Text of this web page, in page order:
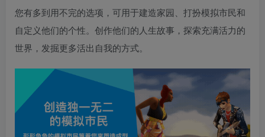
您有多到用不完的选项，可用于建造家园、打扮模拟市民和
自定义他们的个性。创作他们的人生故事，探索充满活力的
世界，发掘更多活出自我的方式。